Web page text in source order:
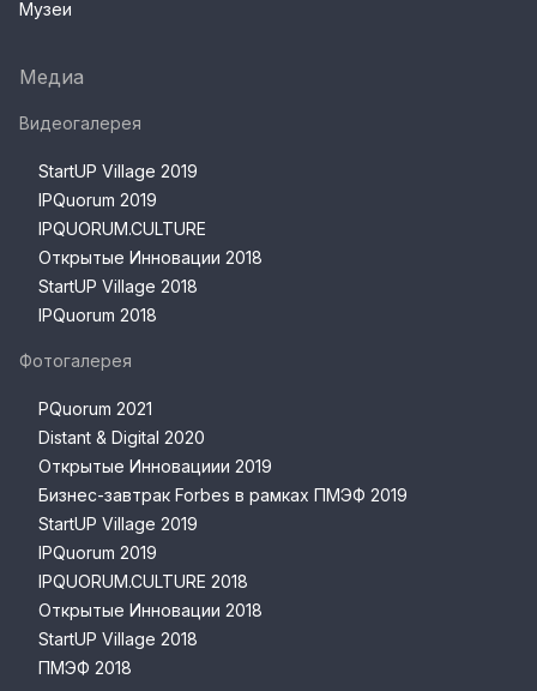
Музеи
Медиа
Видеогалерея
StartUP Village 2019
IPQuorum 2019
IPQUORUM.CULTURE
Открытые Инновации 2018
StartUP Village 2018
IPQuorum 2018
Фотогалерея
PQuorum 2021
Distant & Digital 2020
Открытые Инновациии 2019
Бизнес-завтрак Forbes в рамках ПМЭФ 2019
StartUP Village 2019
IPQuorum 2019
IPQUORUM.CULTURE 2018
Открытые Инновации 2018
StartUP Village 2018
ПМЭФ 2018